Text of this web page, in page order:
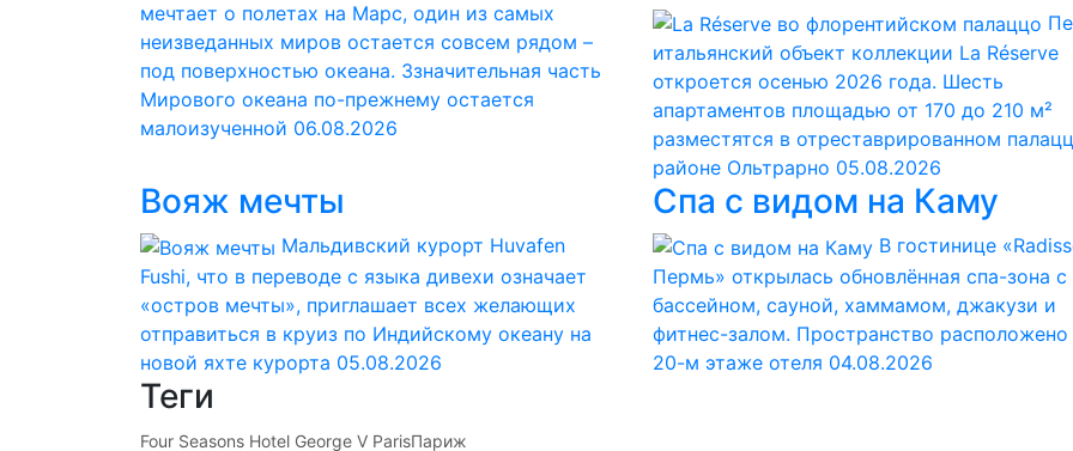
мечтает о полетах на Марс, один из самых
неизведанных миров остается совсем рядом –
под поверхностью океана. Ззначительная часть
Мирового океана по-прежнему остается
малоизученной 06.08.2026
итальянский объект коллекции La Réserve
откроется осенью 2026 года. Шесть
апартаментов площадью от 170 до 210 м²
разместятся в отреставрированном
районе Ольтрарно 05.08.2026
Вояж мечты
Мальдивский курорт Huvafen
Fushi, что в переводе с языка дивехи означает
«остров мечты», приглашает всех желающих
отправиться в круиз по Индийскому океану на
новой яхте курорта 05.08.2026
Спа с видом на Каму
В гостинице
Пермь» открылась обновлённая спа-зона с
бассейном, сауной, хаммамом, джакузи и
фитнес-залом. Пространство расположено
20-м этаже отеля 04.08.2026
Теги
Four Seasons Hotel George V ParisПариж